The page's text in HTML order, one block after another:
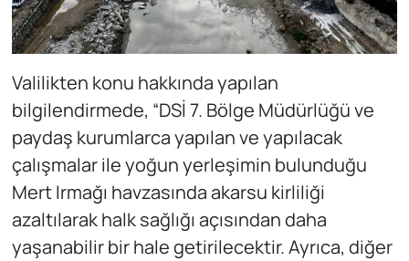
Valilikten konu hakkında yapılan
bilgilendirmede, “DSİ 7. Bölge Müdürlüğü ve
paydaş kurumlarca yapılan ve yapılacak
çalışmalar ile yoğun yerleşimin bulunduğu
Mert Irmağı havzasında akarsu kirliliği
azaltılarak halk sağlığı açısından daha
yaşanabilir bir hale getirilecektir. Ayrıca, diğer